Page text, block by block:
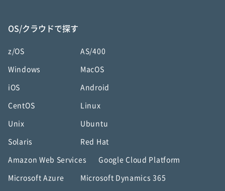
OS/クラウドで探す
z/OS AS/400
Windows MacOS
iOS Android
CentOS Linux
Unix Ubuntu
Solaris Red Hat
Amazon Web Services Google Cloud Platform
Microsoft Azure Microsoft Dynamics 365